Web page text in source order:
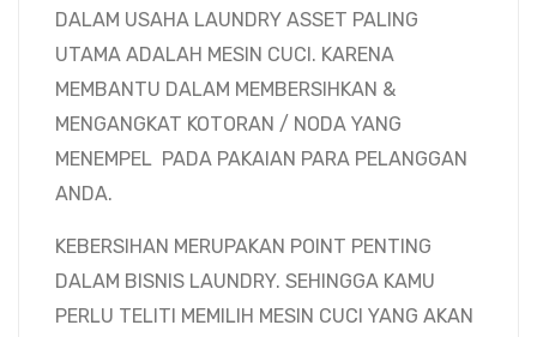
DALAM USAHA LAUNDRY ASSET PALING
UTAMA ADALAH MESIN CUCI. KARENA
MEMBANTU DALAM MEMBERSIHKAN &
MENGANGKAT KOTORAN / NODA YANG
MENEMPEL PADA PAKAIAN PARA PELANGGAN
ANDA.
KEBERSIHAN MERUPAKAN POINT PENTING
DALAM BISNIS LAUNDRY. SEHINGGA KAMU
PERLU TELITI MEMILIH MESIN CUCI YANG AKAN